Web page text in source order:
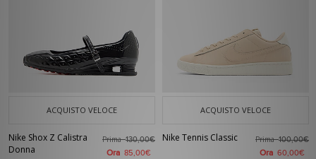
ACQUISTO VELOCE
Nike Shox Z Calistra
Donna
Prima130,00€
Ora 85,00€
ACQUISTO VELOCE
Nike Tennis Classic Prima100,00€
Ora 60,00€